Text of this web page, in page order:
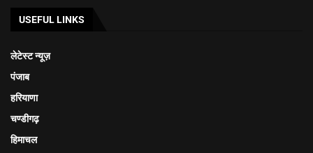
USEFUL LINKS
लेटेस्ट न्यूज़
पंजाब
हरियाणा
चण्डीगढ़
हिमाचल